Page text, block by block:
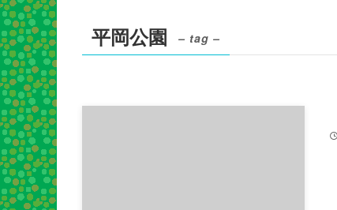
平岡公園 – tag –